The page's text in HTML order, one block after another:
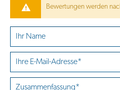
Bewertungen werden